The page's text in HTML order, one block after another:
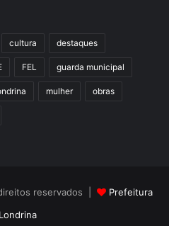
cultura destaques
FEL guarda municipal
mulher obras
reservados |
Prefeitura